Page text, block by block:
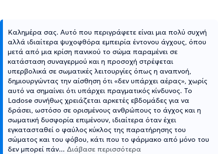
Καλημέρα σας. Αυτό που περιγράφετε είναι μια πολύ συχνή
αλλά ιδιαίτερα ψυχοφθόρα εμπειρία έντονου άγχους, όπου
μετά από μια κρίση πανικού το σώμα παραμένει σε
κατάσταση συναγερμού και η προσοχή στρέφεται
υπερβολικά σε σωματικές λειτουργίες όπως η αναπνοή,
δημιουργώντας την αίσθηση ότι «δεν υπάρχει αέρας», χωρίς
αυτό να σημαίνει ότι υπάρχει πραγματικός κίνδυνος. Το
Ladose συνήθως χρειάζεται αρκετές εβδομάδες για να
δράσει, ωστόσο σε ορισμένους ανθρώπους το άγχος και η
σωματική δυσφορία επιμένουν, ιδιαίτερα όταν έχει
εγκατασταθεί ο φαύλος κύκλος της παρατήρησης του
σώματος και του φόβου, κάτι που το φάρμακο από μόνο του
δεν μπορεί πάν... Διάβασε περισσότερα